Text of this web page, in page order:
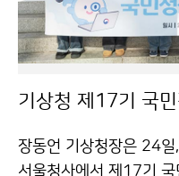
기상청 제17기 국
장동언 기상청장은 24
서울청사에서 제17기